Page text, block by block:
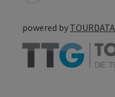
powered by TOURDATA